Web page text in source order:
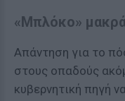
«Μπλόκο»
Απάντηση για το
στους οπαδούς
κυβερνητική πηγή